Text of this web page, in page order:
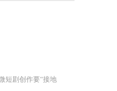
短剧创作要“接地